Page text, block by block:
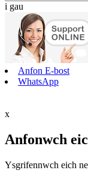
i gau
Anfon E-bost
WhatsApp
x
Anfonwch
Ysgrifennwch eich